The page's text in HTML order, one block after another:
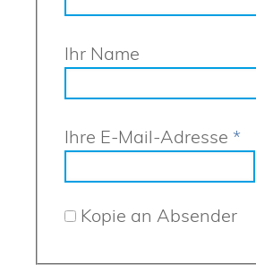
Ihr Name
Ihre E-Mail-Adresse *
Kopie an Absender